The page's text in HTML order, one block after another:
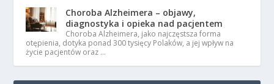
Choroba Alzheimera – objawy,
diagnostyka i opieka nad pacjentem
Choroba Alzheimera, jako najczęstsza forma
otępienia, dotyka ponad 300 tysięcy Polaków, a jej wpływ na
życie pacjentów oraz …